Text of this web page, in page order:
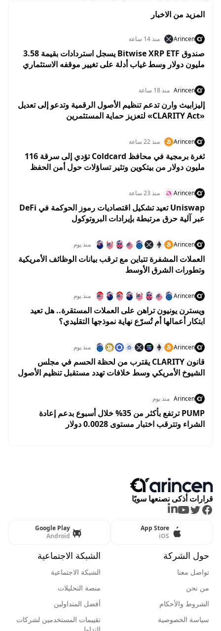
المزيد من الاخبار
Arincen منذ 14 ساعة
صندوق Bitwise XRP ETF يسجل استردادات بقيمة 3.58
مليون دولار وسط غياب أدلة على تغيير موقفه الاستثماري
Arincen منذ 18 ساعة
إليزابيث وارن تدعم تنظيم الأصول الرقمية وتدعو إلى تعديل
«CLARITY Act» لتعزيز حماية المستثمرين
Arincen منذ 22 ساعة
ثغرة برمجية في محافظ Coldcard تؤدي إلى سرقة 116
مليون دولار من بيتكوين وتثير تساؤلات حول أمن الحفظ
Arincen منذ 23 ساعة
Uniswap تعيد تشكيل اقتصاديات رموز الحوكمة في DeFi
عبر آلية حرق مرتبطة بإيرادات البروتوكول
Arincen منذ يوم
العملات المشفرة تتباين مع ترقب بيانات الوظائف الأمريكية
وتطورات الشرق الأوسط
Arincen منذ يوم
ويسترن يونيون تراهن على العملات المستقرة.. هل تعيد
ابتكار أعمالها أم تُسرّع نهاية نموذجها التقليدي؟
Arincen منذ يوم
قانون CLARITY يقترب من لحظة الحسم في مجلس
الشيوخ الأمريكي وسط خلافات تهدد مستقبل تنظيم الأصول
Arincen منذ يوم
PUMP ترتفع بأكثر من 35% خلال أسبوع بدعم إعادة
الشراء وتترقب اختبار مستوى 0.0028 دولار
قرارات أذكى نصنعها سويًا
Facebook
Twitter
Youtube
LinkedIn
App Store
iOS
Google Play
Android
حول الشركة
تواصل معنا
من نحن
الشروط والأحكام
سياسة الخصوصية
الشبكة الاجتماعية
الشبكة الاجتماعية
منصة التحليلات
أفضل المتداولين
تقييمات المستخدمين لشركات